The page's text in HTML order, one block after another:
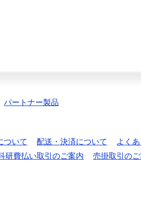
パートナー製品
ついて 配送・決済について
よく
研費払い取引のご案内 売掛取引の